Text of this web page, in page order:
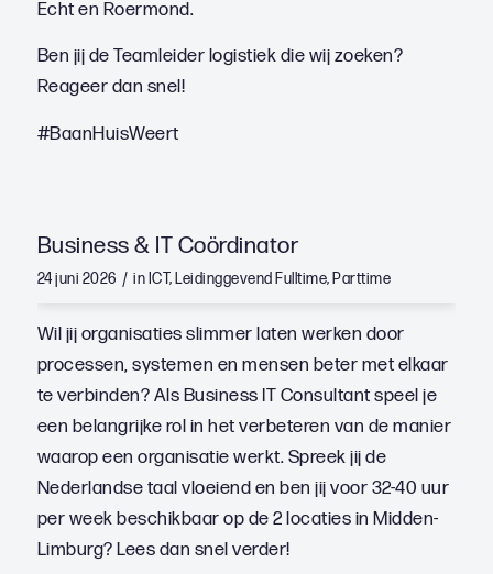
Echt en Roermond.
Ben jij de Teamleider logistiek die wij zoeken?
Reageer dan snel!
#BaanHuisWeert
Business & IT Coördinator
24 juni 2026 / in ICT, Leidinggevend Fulltime, Parttime
Wil jij organisaties slimmer laten werken door
processen, systemen en mensen beter met elkaar
te verbinden? Als Business IT Consultant speel je
een belangrijke rol in het verbeteren van de manier
waarop een organisatie werkt. Spreek jij de
Nederlandse taal vloeiend en ben jij voor 32-40 uur
per week beschikbaar op de 2 locaties in Midden-
Limburg? Lees dan snel verder!